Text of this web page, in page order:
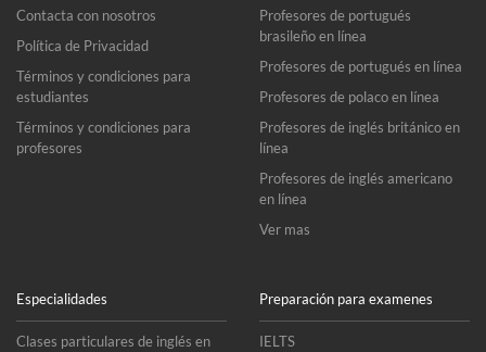
Contacta con nosotros
Política de Privacidad
Términos y condiciones para
estudiantes
Términos y condiciones para
profesores
Profesores de portugués
brasileño en línea
Profesores de portugués en línea
Profesores de polaco en línea
Profesores de inglés británico en
línea
Profesores de inglés americano
en línea
Ver mas
Especialidades
Clases particulares de inglés en
Preparación para examenes
IELTS